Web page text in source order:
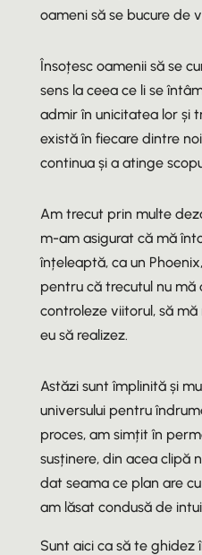
oameni să se bucure de
Însoțesc oamenii să se
sens la ceea ce li se
admir în unicitatea lor și
există în fiecare dintre
continua și a atinge
Am trecut prin multe
m-am asigurat că mă
înțeleaptă, ca un
pentru că trecutul nu mă
controleze viitorul, să
eu să realizez.
Astăzi sunt împlinită și
universului pentru
proces, am simțit în
susținere, din acea clipă
dat seama ce plan are
am lăsat condusă de
Sunt aici ca să te ghidez